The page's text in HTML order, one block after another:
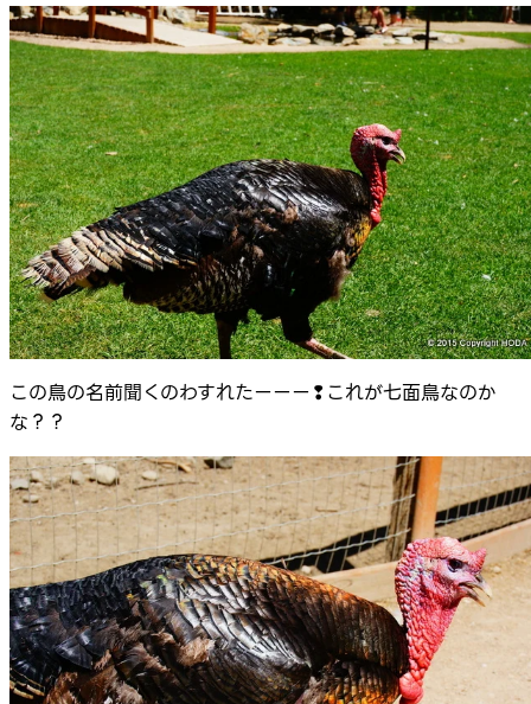
この鳥の名前聞くのわすれたーーー❢これが七面鳥なのか
な？？